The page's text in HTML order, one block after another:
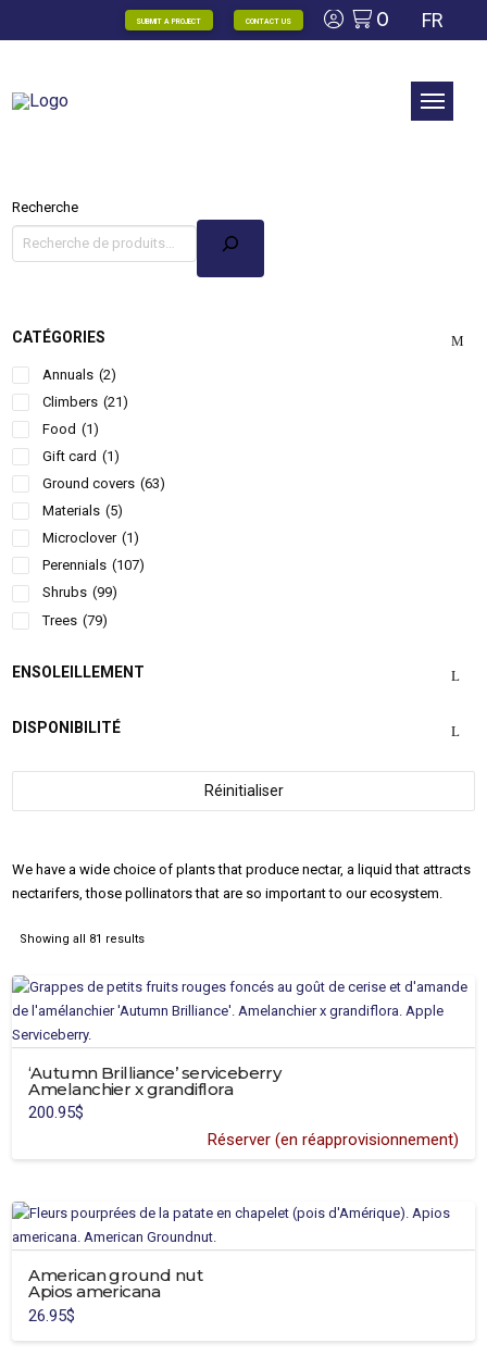
SUBMIT A PROJECT CONTACT US 0 FR
We have a wide choice of plants that produce nectar, a liquid that attracts
nectarifers, those pollinators that are so important to our ecosystem.
Showing all 81 results
‘Autumn Brilliance’ serviceberry
Amelanchier x grandiflora
200.95$
Réserver (en réapprovisionnement)
American ground nut
Apios americana
26.95$
Recherche
CATÉGORIES
Annuals (2)
Climbers (21)
Food (1)
Gift card (1)
Ground covers (63)
Materials (5)
Microclover (1)
Perennials (107)
Shrubs (99)
Trees (79)
ENSOLEILLEMENT
DISPONIBILITÉ
Réinitialiser